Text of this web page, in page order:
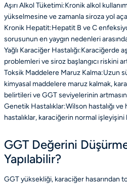
Aşırı Alkol Tüketimi:Kronik alkol
yükselmesine ve zamanla siroza yol
Kronik Hepatit:Hepatit B ve C
sorusunun en yaygın nedenleri
Yağlı Karaciğer Hastalığı:Karaciğerde
problemleri ve siroz başlangıcı riskini
Toksik Maddelere Maruz Kalma:Uzun
kimyasal maddelere maruz kalmak,
belirtileri ve GGT seviyelerinin
Genetik Hastalıklar:Wilson hastalığı
hastalıklar, karaciğerin normal
GGT Değerini
Yapılabilir?
GGT yüksekliği, karaciğer hasarından